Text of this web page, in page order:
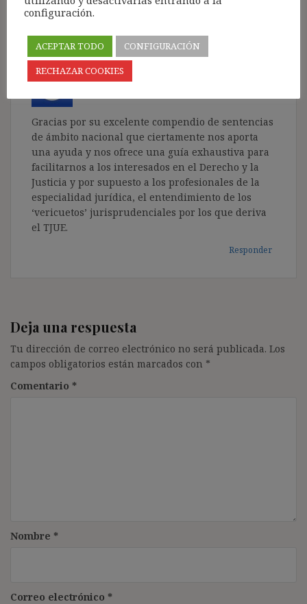
Fernando
Gracias por su excelente compendio de sentencias
de ámbito nacional que ciertamente nos aporta
una ayuda y nos ofrece una guía exhaustiva para
facilitarnos a los interesados en el Derecho y la
Justicia y por supuesto a los profesionales de la
especialidad jurídica, el entendimiento de los
‘vericuetos’ jurisprudenciales por los que deriva
el TJUE.
Responder
Deja una respuesta
Tu dirección de correo electrónico no será publicada. Los
campos obligatorios están marcados con *
Comentario *
Nombre *
Correo electrónico *
configuración.
ACEPTAR TODO
CONFIGURACIÓN
RECHAZAR COOKIES